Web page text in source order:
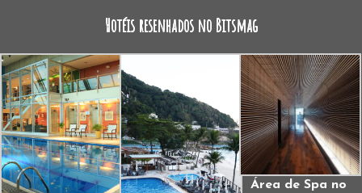
Hotéis resenhados no Bitsmag
Área de Spa no